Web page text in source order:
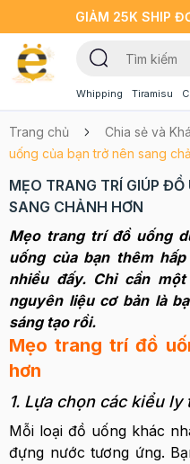
GIẢM 25K SHIP
Whipping Tiramisu
Trang chủ Chia sẻ và
uống của bạn trở nên sang
MẸO TRANG TRÍ GIÚP
SANG CHẢNH HƠN
Mẹo trang trí đồ uống
uống của bạn thêm
nhiều đấy. Chỉ cần
nguyên liệu cơ bản là
sáng tạo rồi.
Mẹo trang trí đồ
hơn
1. Lựa chọn các kiểu
Mỗi loại đồ uống khác
đựng nước tương ứng.